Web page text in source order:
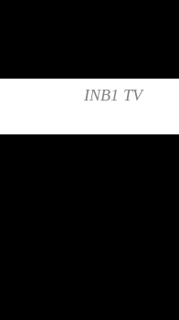
INB1 TV